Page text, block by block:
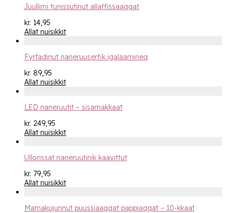
Juullimi tunissutinut allaffissaaqqat
kr. 14,95
Allat nuisikkit
Fyrfadinut naneruuserfik igalaamineq
kr. 89,95
Allat nuisikkit
LED naneruutit – sisamakkaat
kr. 249,95
Allat nuisikkit
Ullorissat naneruutinik kaavittut
kr. 79,95
Allat nuisikkit
Mamakujunnut puussiaaqqat pappiaqqat – 10-kkaat